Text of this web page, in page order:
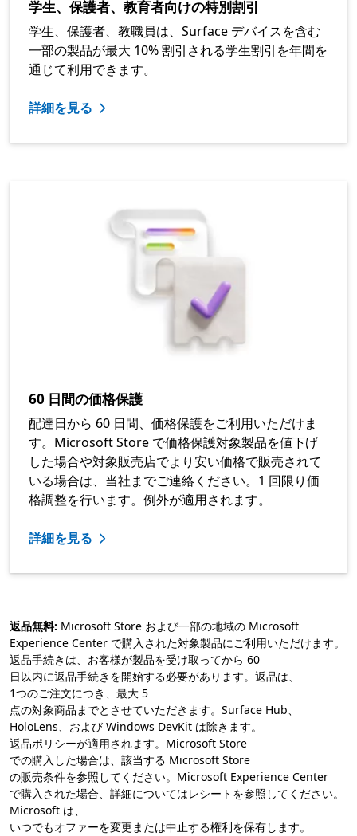
学生、保護者、教育者向けの特別割引
学生、保護者、教職員は、Surface デバイスを含む
一部の製品が最大 10% 割引される学生割引を年間を
通じて利用できます。
詳細を見る
60 日間の価格保護
配達日から 60 日間、価格保護をご利用いただけま
す。Microsoft Store で価格保護対象製品を値下げ
した場合や対象販売店でより安い価格で販売されて
いる場合は、当社までご連絡ください。1 回限り価
格調整を行います。例外が適用されます。
詳細を見る
返品無料: Microsoft Store および一部の地域の Microsoft
Experience Center で購入された対象製品にご利用いただけます。
返品手続きは、お客様が製品を受け取ってから 60
日以内に返品手続きを開始する必要があります。返品は、
1つのご注文につき、最大 5
点の対象商品までとさせていただきます。Surface Hub、
HoloLens、および Windows DevKit は除きます。
返品ポリシーが適用されます。Microsoft Store
での購入した場合は、該当する Microsoft Store
の販売条件を参照してください。Microsoft Experience Center
で購入された場合、詳細についてはレシートを参照してください。
Microsoft は、
いつでもオファーを変更または中止する権利を保有します。